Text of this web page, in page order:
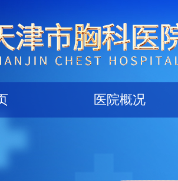
医院概况